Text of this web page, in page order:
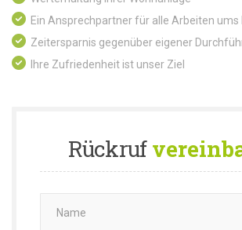
Ein Ansprechpartner für alle Arbeiten ums
Zeitersparnis gegenüber eigener
Ihre Zufriedenheit ist unser Ziel
Rückruf